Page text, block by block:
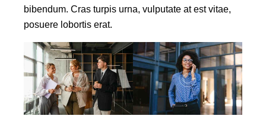
bibendum. Cras turpis urna, vulputate at est vitae,
posuere lobortis erat.